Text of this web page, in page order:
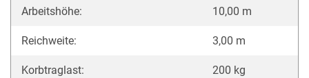
Arbeitshöhe: 10,00 m
Reichweite: 3,00 m
Korbtraglast: 200 kg